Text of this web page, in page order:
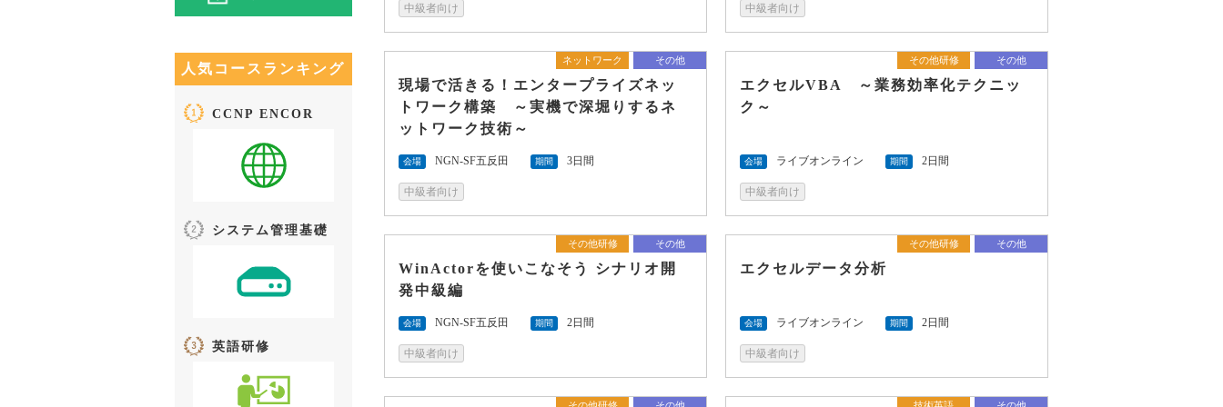
中級者向け 中級者向け
現場で活きる！エンタープライズネッ
トワーク構築 ～実機で深堀りするネ
ットワーク技術～
会場 NGN-SF五反田 期間 3日間
中級者向け
ネットワーク その他
エクセルVBA ～業務効率化テクニッ
ク～
会場 ライブオンライン 期間 2日間
中級者向け
その他研修 その他
WinActorを使いこなそう シナリオ開
発中級編
会場 NGN-SF五反田 期間 2日間
中級者向け
その他研修 その他
エクセルデータ分析
会場 ライブオンライン 期間 2日間
中級者向け
その他研修 その他
人気コースランキング
CCNP ENCOR
システム管理基礎
英語研修